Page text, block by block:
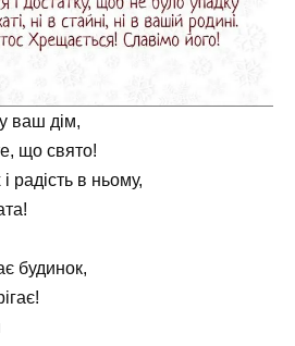
ваш дім,
що свято!
радість в ньому,
будинок,